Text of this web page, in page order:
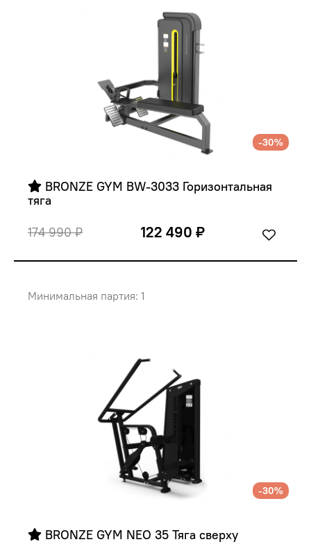
-30%
BRONZE GYM BW-3033 Горизонтальная
тяга
174 990 ₽
122 490 ₽
Минимальная партия: 1
-30%
BRONZE GYM NEO 35 Тяга сверху